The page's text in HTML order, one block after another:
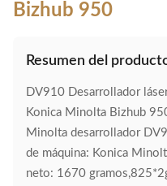
Bizhub 950
Resumen del
DV910 Desarrollador
Konica Minolta Bizhub
Minolta desarrollador
de máquina: Konica
neto: 1670